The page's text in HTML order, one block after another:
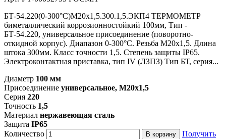
БТ-54.220(0-300°С)M20x1,5.300.1,5.ЭКП4 ТЕРМОМЕТР
биметаллический коррозионностойкий 100мм, Тип -
БТ-54.220, универсальное присоединение (поворотно-
откидной корпус). Диапазон 0-300°С. Резьба M20x1,5. Длина
штока 300мм. Класс точности 1,5. Степень защиты IP65.
Электроконтактная приставка, тип IV (ЛЗПЗ) Тип БТ, серия...
Диаметр 100 мм
Присоединение универсальное, M20x1,5
Серия 220
Точность 1,5
Материал нержавеющая сталь
Защита IP65
Количество
В корзину
Получить